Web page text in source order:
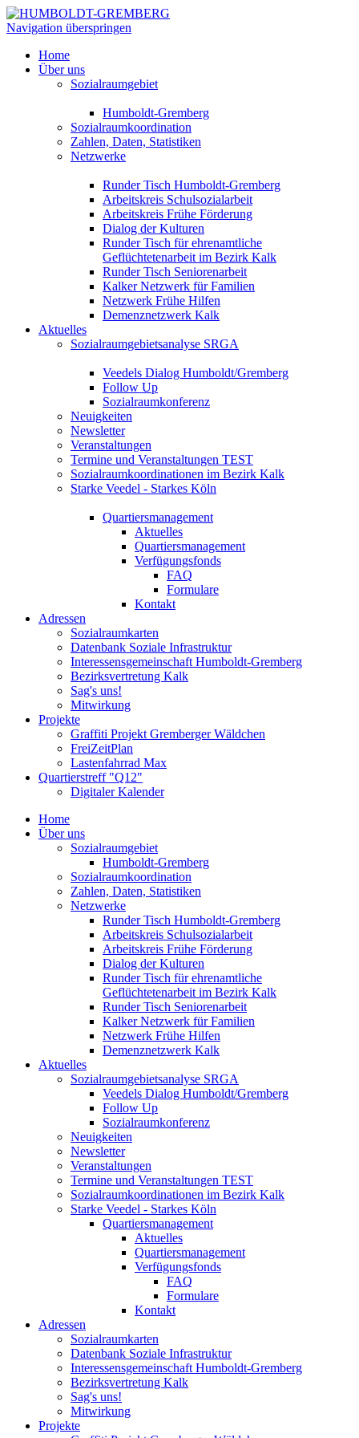
Navigation überspringen
Home
Über uns
Sozialraumgebiet
Humboldt-Gremberg
Sozialraumkoordination
Zahlen, Daten, Statistiken
Netzwerke
Runder Tisch Humboldt-Gremberg
Arbeitskreis Schulsozialarbeit
Arbeitskreis Frühe Förderung
Dialog der Kulturen
Runder Tisch für ehrenamtliche
Geflüchtetenarbeit im Bezirk Kalk
Runder Tisch Seniorenarbeit
Kalker Netzwerk für Familien
Netzwerk Frühe Hilfen
Demenznetzwerk Kalk
Aktuelles
Sozialraumgebietsanalyse SRGA
Veedels Dialog Humboldt/Gremberg
Follow Up
Sozialraumkonferenz
Neuigkeiten
Newsletter
Veranstaltungen
Termine und Veranstaltungen TEST
Sozialraumkoordinationen im Bezirk Kalk
Starke Veedel - Starkes Köln
Quartiersmanagement
Aktuelles
Quartiersmanagement
Verfügungsfonds
FAQ
Formulare
Kontakt
Adressen
Sozialraumkarten
Datenbank Soziale Infrastruktur
Interessensgemeinschaft Humboldt-Gremberg
Bezirksvertretung Kalk
Sag's uns!
Mitwirkung
Projekte
Graffiti Projekt Gremberger Wäldchen
FreiZeitPlan
Lastenfahrrad Max
Quartierstreff "Q12"
Digitaler Kalender
Home
Über uns
Sozialraumgebiet
Humboldt-Gremberg
Sozialraumkoordination
Zahlen, Daten, Statistiken
Netzwerke
Runder Tisch Humboldt-Gremberg
Arbeitskreis Schulsozialarbeit
Arbeitskreis Frühe Förderung
Dialog der Kulturen
Runder Tisch für ehrenamtliche
Geflüchtetenarbeit im Bezirk Kalk
Runder Tisch Seniorenarbeit
Kalker Netzwerk für Familien
Netzwerk Frühe Hilfen
Demenznetzwerk Kalk
Aktuelles
Sozialraumgebietsanalyse SRGA
Veedels Dialog Humboldt/Gremberg
Follow Up
Sozialraumkonferenz
Neuigkeiten
Newsletter
Veranstaltungen
Termine und Veranstaltungen TEST
Sozialraumkoordinationen im Bezirk Kalk
Starke Veedel - Starkes Köln
Quartiersmanagement
Aktuelles
Quartiersmanagement
Verfügungsfonds
FAQ
Formulare
Kontakt
Adressen
Sozialraumkarten
Datenbank Soziale Infrastruktur
Interessensgemeinschaft Humboldt-Gremberg
Bezirksvertretung Kalk
Sag's uns!
Mitwirkung
Projekte